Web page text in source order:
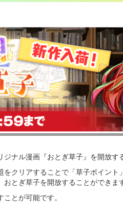
ナル漫画『おとぎ草子』を開放
をクリアすることで「草子ポイン
とぎ草子を開放することができま
とが可能です。